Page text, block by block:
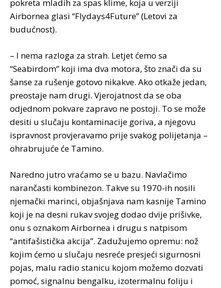
pokreta mladih za spas klime, koja u verziji
Airbornea glasi “Flydays4Future” (Letovi za
budućnost).
– I nema razloga za strah. Letjet ćemo sa
“Seabirdom” koji ima dva motora, što znači da su
šanse za rušenje gotovo nikakve. Ako otkaže jedan,
preostaje nam drugi. Vjerojatnost da se oba
odjednom pokvare zapravo ne postoji. To se može
desiti u slučaju kontaminacije goriva, a njegovu
ispravnost provjeravamo prije svakog polijetanja –
ohrabrujuće će Tamino.
Naredno jutro vraćamo se u bazu. Navlačimo
narančasti kombinezon. Takve su 1970-ih nosili
njemački marinci, objašnjava nam kasnije Tamino
koji je na desni rukav svojeg dodao dvije prišivke,
onu s oznakom Airbornea i drugu s natpisom
“antifašistička akcija”. Zadužujemo opremu: nož
kojim ćemo u slučaju nesreće presjeći sigurnosni
pojas, malu radio stanicu kojom možemo dozvati
pomoć, signalnu bengalku, izotermalnu foliju i